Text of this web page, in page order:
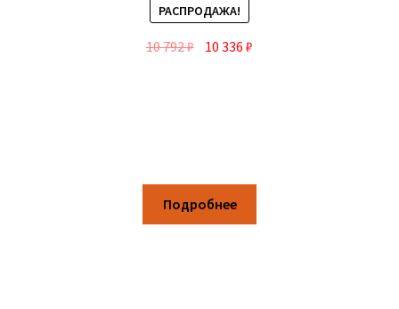
РАСПРОДАЖА!
10 792₽ 10 336₽
Подробнее